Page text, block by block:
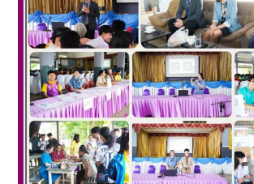
2567